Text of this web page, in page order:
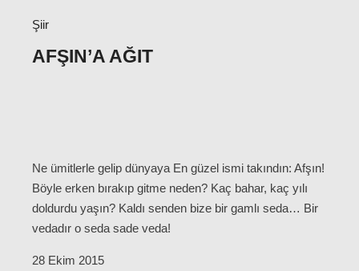
Şiir
AFŞIN’A AĞIT
Ne ümitlerle gelip dünyaya En güzel ismi takındın: Afşın!
Böyle erken bırakıp gitme neden? Kaç bahar, kaç yılı
doldurdu yaşın? Kaldı senden bize bir gamlı seda… Bir
vedadır o seda sade veda!
28 Ekim 2015